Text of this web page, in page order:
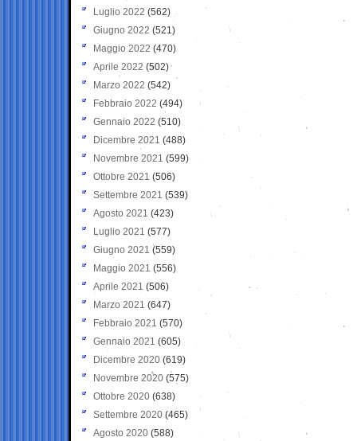
Luglio 2022 (562)
Giugno 2022 (521)
Maggio 2022 (470)
Aprile 2022 (502)
Marzo 2022 (542)
Febbraio 2022 (494)
Gennaio 2022 (510)
Dicembre 2021 (488)
Novembre 2021 (599)
Ottobre 2021 (506)
Settembre 2021 (539)
Agosto 2021 (423)
Luglio 2021 (577)
Giugno 2021(559)
Maggio 2021 (556)
Aprile 2021 (506)
Marzo 2021 (647)
Febbraio 2021 (570)
Gennaio 2021 (605)
Dicembre 2020 (619)
Novembre 2020 (575)
Ottobre 2020 (638)
Settembre 2020(465)
Agosto 2020 (588)